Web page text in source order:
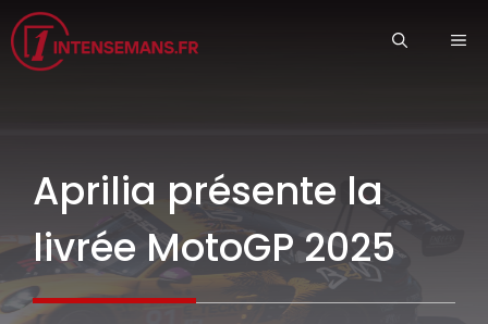
Aller
au
contenu
Aprilia présente la
livrée MotoGP 2025